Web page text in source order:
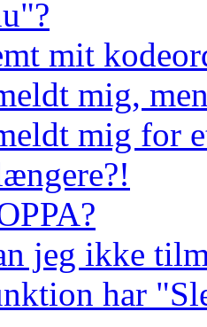
mit
mig,
mig for
jeg ikke
har